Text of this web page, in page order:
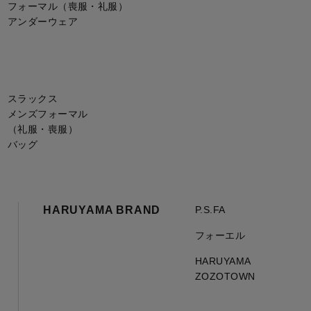
フォーマル（喪服・礼服）
アンダーウェア
スラックス
メンズフォーマル
（礼服・喪服）
バッグ
HARUYAMA BRAND P.S.FA
フォーエル
HARUYAMA
ZOZOTOWN